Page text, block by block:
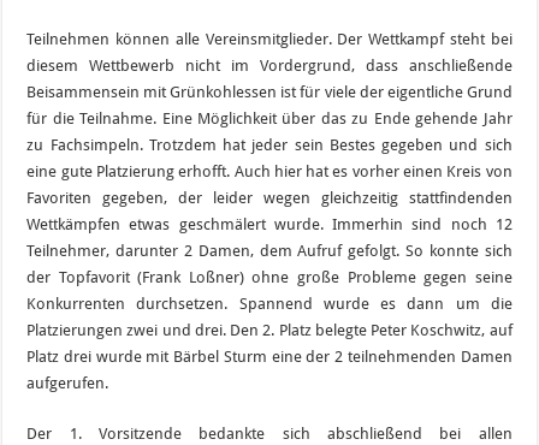
Teilnehmen können alle Vereinsmitglieder. Der Wettkampf steht bei
diesem Wettbewerb nicht im Vordergrund, dass anschließende
Beisammensein mit Grünkohlessen ist für viele der eigentliche Grund
für die Teilnahme. Eine Möglichkeit über das zu Ende gehende Jahr
zu Fachsimpeln. Trotzdem hat jeder sein Bestes gegeben und sich
eine gute Platzierung erhofft. Auch hier hat es vorher einen Kreis von
Favoriten gegeben, der leider wegen gleichzeitig stattfindenden
Wettkämpfen etwas geschmälert wurde. Immerhin sind noch 12
Teilnehmer, darunter 2 Damen, dem Aufruf gefolgt. So konnte sich
der Topfavorit (Frank Loßner) ohne große Probleme gegen seine
Konkurrenten durchsetzen. Spannend wurde es dann um die
Platzierungen zwei und drei. Den 2. Platz belegte Peter Koschwitz, auf
Platz drei wurde mit Bärbel Sturm eine der 2 teilnehmenden Damen
aufgerufen.
Der 1. Vorsitzende bedankte sich abschließend bei allen